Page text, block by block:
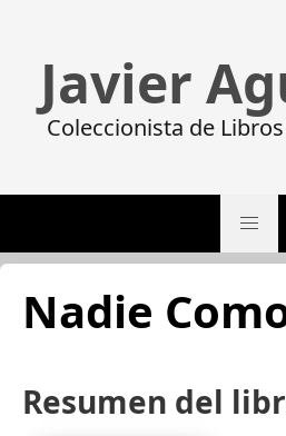
Javier
Coleccionista de
Nadie
Resumen del